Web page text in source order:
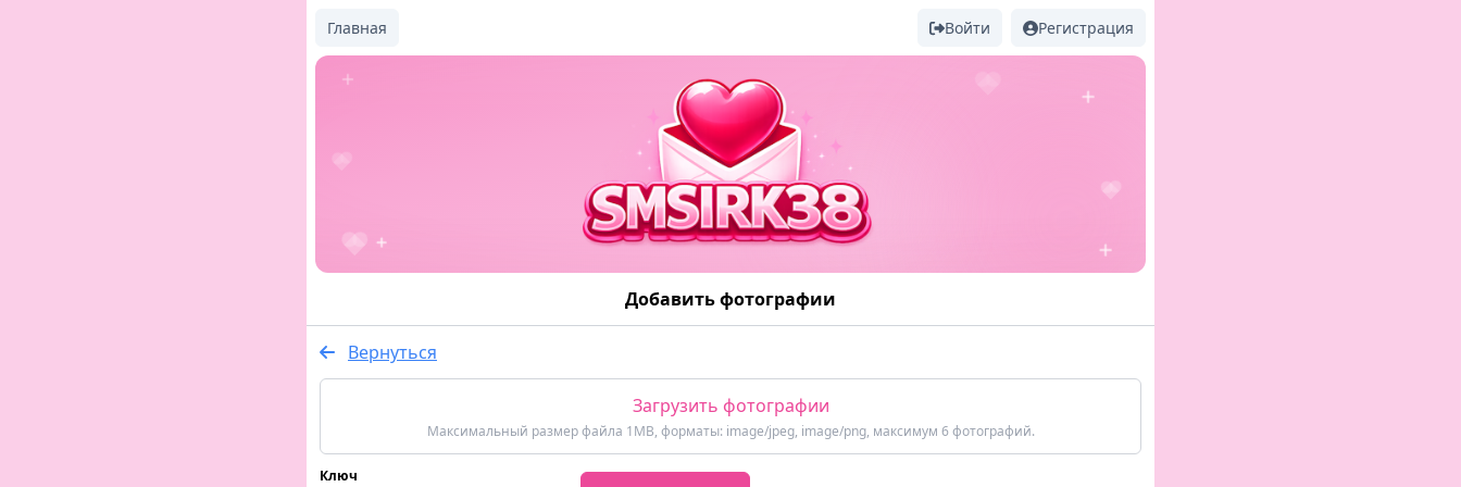
Главная Войти Регистрация
Добавить фотографии
Вернуться
Загрузить фотографии
Максимальный размер файла 1MB, форматы: image/jpeg, image/png, максимум 6 фотографий.
Ключ